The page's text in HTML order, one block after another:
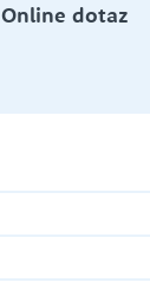
Online dotaz